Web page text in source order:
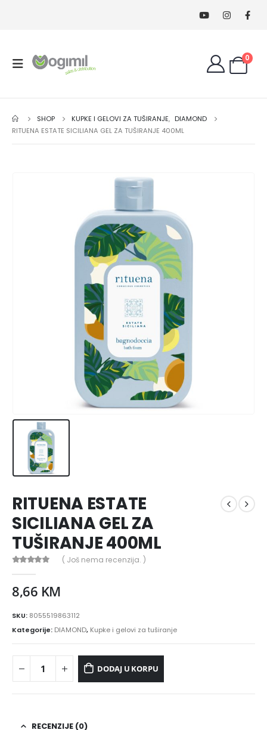
0
SHOP KUPKE I GELOVI ZA TUŠIRANJE, DIAMOND
RITUENA ESTATE SICILIANA GEL ZA TUŠIRANJE 400ML
RITUENA ESTATE
SICILIANA GEL ZA
TUŠIRANJE 400ML
( Još nema recenzija. )
8,66 KM
SKU: 8055519863112
Kategorije: DIAMOND, Kupke i gelovi za tuširanje
DODAJ U KORPU
RECENZIJE (0)